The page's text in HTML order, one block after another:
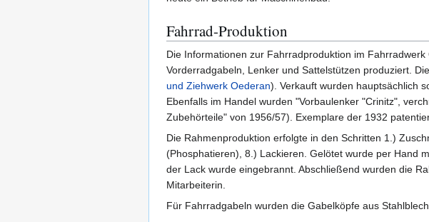
Fahrrad-Produktion
Die Informationen zur Fahrradproduktion im
Vorderradgabeln, Lenker und Sattelstützen produziert.
und Ziehwerk Oederan). Verkauft wurden hauptsächlich
Ebenfalls im Handel wurden "Vorbaulenker "Crinitz",
Zubehörteile" von 1956/57). Exemplare der 1932
Die Rahmenproduktion erfolgte in den Schritten 1.)
(Phosphatieren), 8.) Lackieren. Gelötet wurde per Hand
der Lack wurde eingebrannt. Abschließend wurden die
Mitarbeiterin.
Für Fahrradgabeln wurden die Gabelköpfe aus